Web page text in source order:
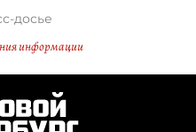
досье
информации